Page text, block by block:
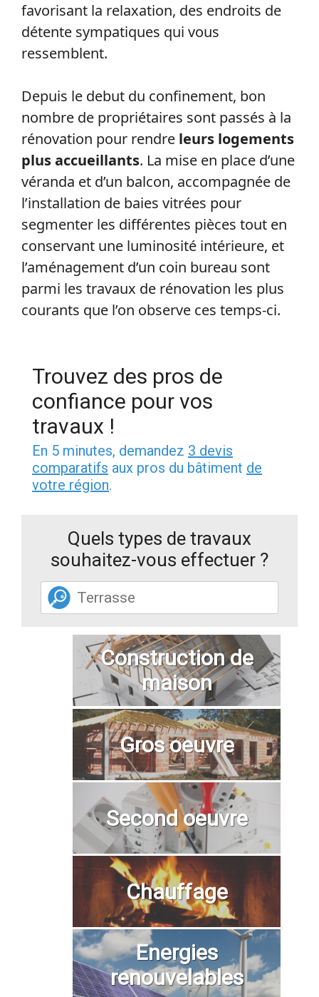
favorisant la relaxation, des endroits de
détente sympatiques qui vous
ressemblent.
Depuis le debut du confinement, bon
nombre de propriétaires sont passés à la
rénovation pour rendre leurs logements
plus accueillants. La mise en place d’une
véranda et d’un balcon, accompagnée de
l’installation de baies vitrées pour
segmenter les différentes pièces tout en
conservant une luminosité intérieure, et
l’aménagement d’un coin bureau sont
parmi les travaux de rénovation les plus
courants que l’on observe ces temps-ci.
Trouvez des pros de
confiance pour vos
travaux !
En 5 minutes, demandez 3 devis
comparatifs aux pros du bâtiment de
votre région.
Quels types de travaux
souhaitez-vous effectuer ?
Construction de
maison
Gros oeuvre
Second oeuvre
Chauffage
Energies
renouvelables